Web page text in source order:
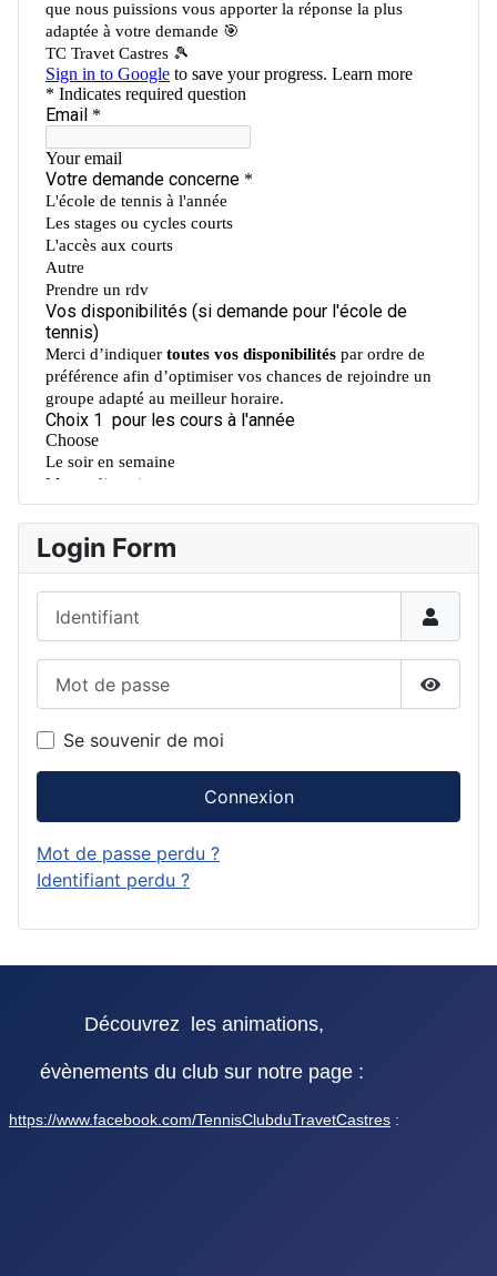
Login Form
Se souvenir de moi
Connexion
Mot de passe perdu ?
Identifiant perdu ?
Découvrez les animations,
évènements du club sur notre page :
https://www.facebook.com/TennisClubduTravetCastres :